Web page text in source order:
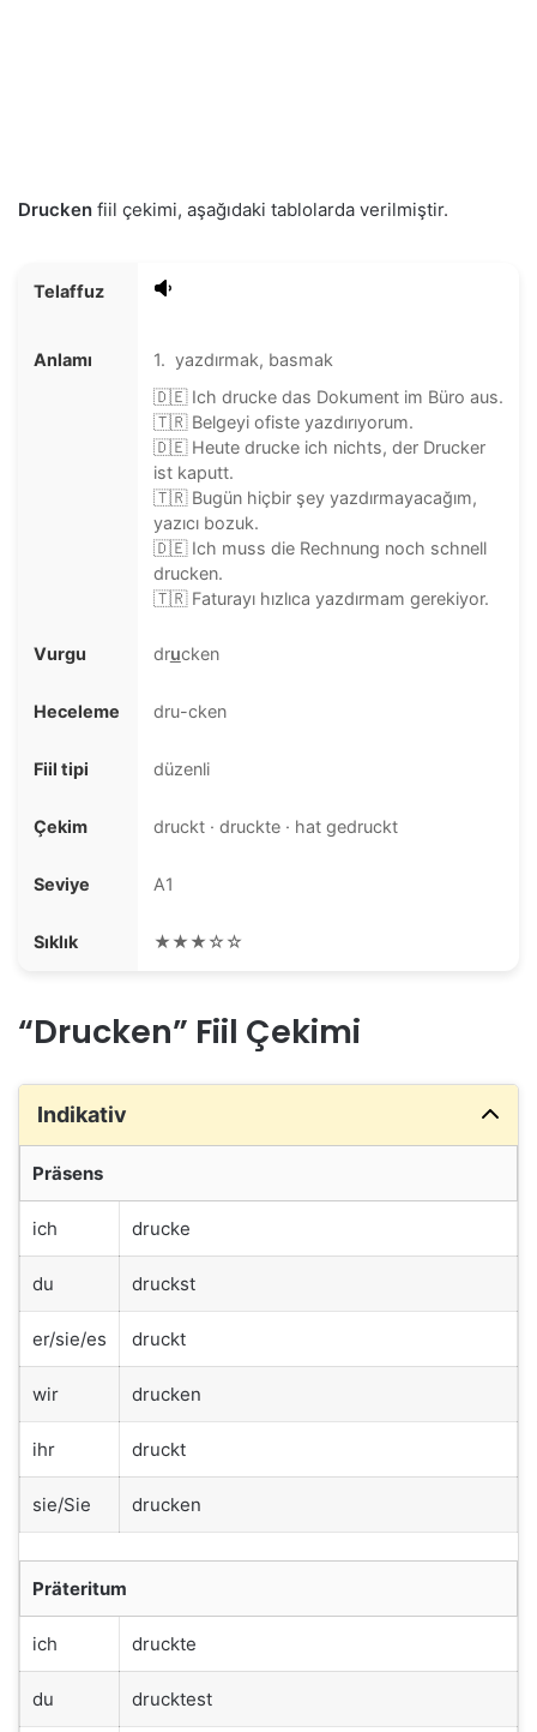
Drucken fiil çekimi, aşağıdaki tablolarda verilmiştir.
Telaffuz
Anlamı
1. yazdırmak, basmak
🇩🇪 Ich drucke das Dokument im Büro aus.
🇹🇷 Belgeyi ofiste yazdırıyorum.
🇩🇪 Heute drucke ich nichts, der Drucker
ist kaputt.
🇹🇷 Bugün hiçbir şey yazdırmayacağım,
yazıcı bozuk.
🇩🇪 Ich muss die Rechnung noch schnell
drucken.
🇹🇷 Faturayı hızlıca yazdırmam gerekiyor.
Vurgu drucken
Heceleme dru-cken
Fiil tipi düzenli
Çekim druckt · druckte · hat gedruckt
Seviye A1
Sıklık ★★★☆☆
“Drucken” Fiil Çekimi
Indikativ
Präsens
ich drucke
du druckst
er/sie/es druckt
wir drucken
ihr druckt
sie/Sie drucken
Präteritum
ich druckte
du drucktest